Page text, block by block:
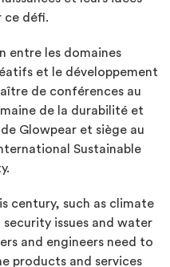
ce défi.
entre les domaines
et le développement
de conférences au
de la durabilité et
Glowpear et siège au
Sustainable
century, such as climate
issues and water
and engineers need to
products and services